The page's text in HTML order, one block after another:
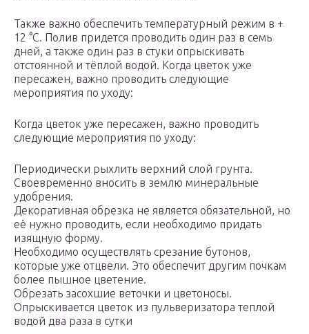
Также важно обеспечить температурный режим в +
12 °С. Полив придется проводить один раз в семь
дней, а также один раз в стуки опрыскивать
отстоянной и тёплой водой. Когда цветок уже
пересажен, важно проводить следующие
мероприятия по уходу:
Когда цветок уже пересажен, важно проводить
следующие мероприятия по уходу:
Периодически рыхлить верхний слой грунта.
Своевременно вносить в землю минеральные
удобрения.
Декоративная обрезка не является обязательной, но
её нужно проводить, если необходимо придать
изящную форму.
Необходимо осуществлять срезание бутонов,
которые уже отцвели. Это обеспечит другим почкам
более пышное цветение.
Обрезать засохшие веточки и цветоносы.
Опрыскивается цветок из пульверизатора теплой
водой два раза в сутки